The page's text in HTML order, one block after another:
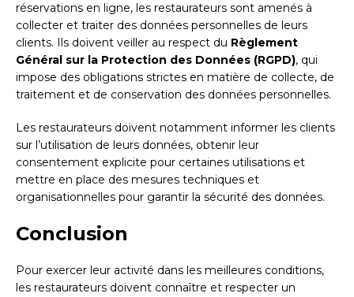
réservations en ligne, les restaurateurs sont amenés à
collecter et traiter des données personnelles de leurs
clients. Ils doivent veiller au respect du Règlement
Général sur la Protection des Données (RGPD), qui
impose des obligations strictes en matière de collecte, de
traitement et de conservation des données personnelles.
Les restaurateurs doivent notamment informer les clients
sur l’utilisation de leurs données, obtenir leur
consentement explicite pour certaines utilisations et
mettre en place des mesures techniques et
organisationnelles pour garantir la sécurité des données.
Conclusion
Pour exercer leur activité dans les meilleures conditions,
les restaurateurs doivent connaître et respecter un